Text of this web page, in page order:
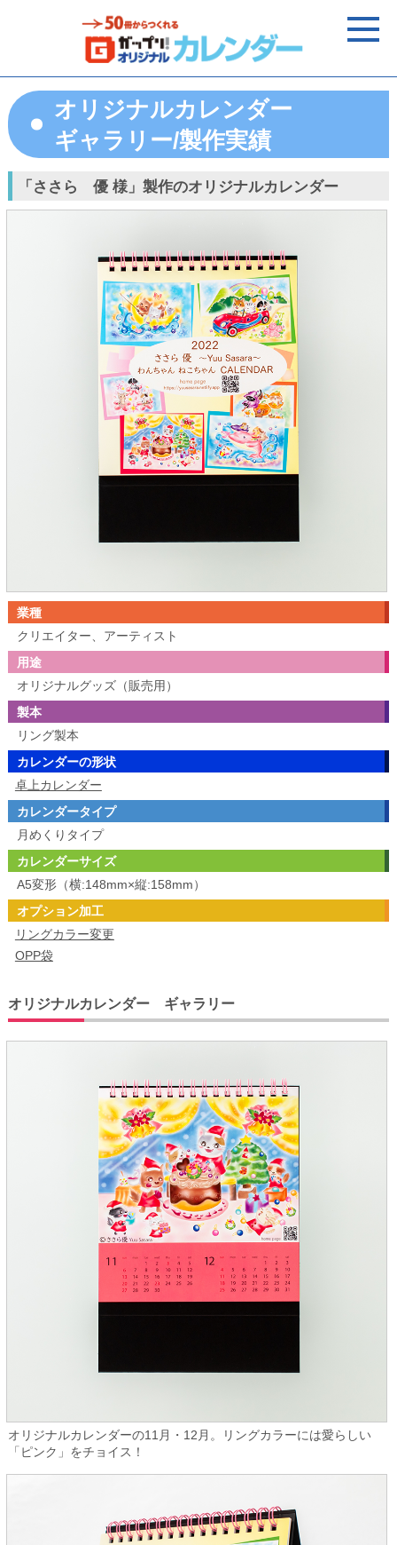
オリジナルカレンダー
ギャラリー/製作実績
「ささら 優 様」製作のオリジナルカレンダー
業種
クリエイター、アーティスト
用途
オリジナルグッズ（販売用）
製本
リング製本
カレンダーの形状
卓上カレンダー
カレンダータイプ
月めくりタイプ
カレンダーサイズ
A5変形（横:148mm×縦:158mm）
オプション加工
リングカラー変更
OPP袋
オリジナルカレンダー ギャラリー
オリジナルカレンダーの11月・12月。リングカラーには愛らしい
「ピンク」をチョイス！